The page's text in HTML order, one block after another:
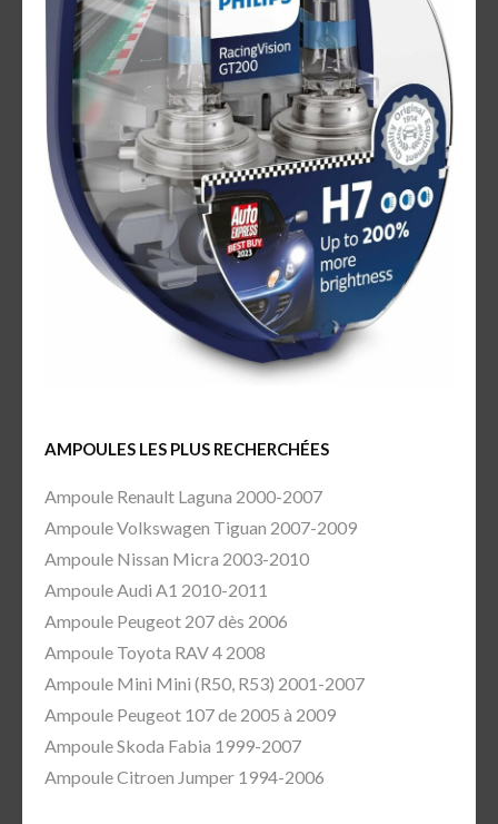
AMPOULES LES PLUS RECHERCHÉES
Ampoule Renault Laguna 2000-2007
Ampoule Volkswagen Tiguan 2007-2009
Ampoule Nissan Micra 2003-2010
Ampoule Audi A1 2010-2011
Ampoule Peugeot 207 dès 2006
Ampoule Toyota RAV 4 2008
Ampoule Mini Mini (R50, R53) 2001-2007
Ampoule Peugeot 107 de 2005 à 2009
Ampoule Skoda Fabia 1999-2007
Ampoule Citroen Jumper 1994-2006